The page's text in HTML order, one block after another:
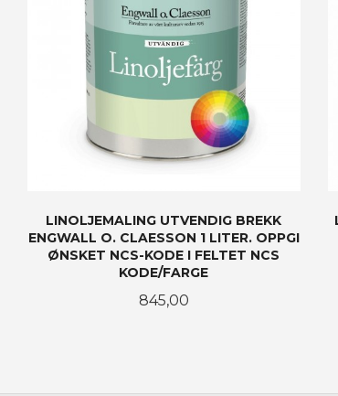
LINOLJEMALING UTVENDIG BREKK
ENGWALL O. CLAESSON 1 LITER. OPPGI
ØNSKET NCS-KODE I FELTET NCS
KODE/FARGE
Pris
845,00